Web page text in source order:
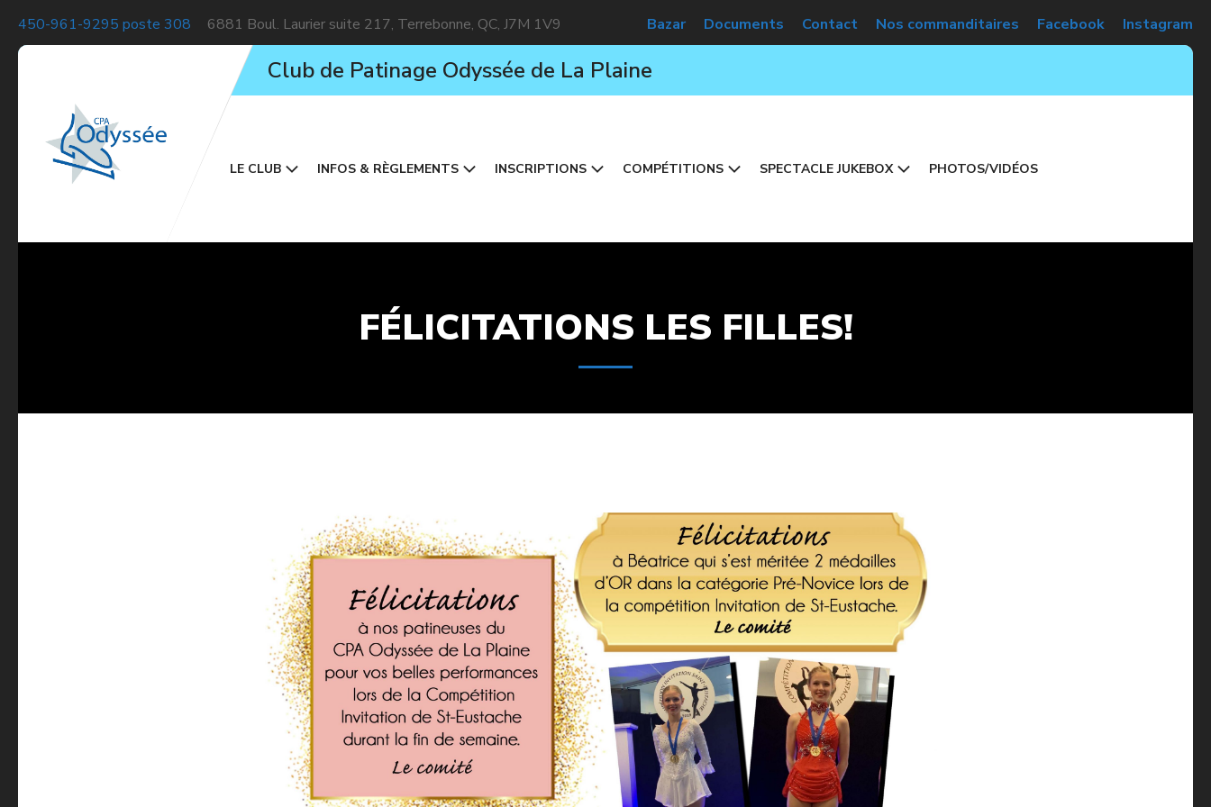
450-961-9295 poste 308 6881 Boul. Laurier suite 217, Terrebonne, QC, J7M 1V9 Bazar Documents Contact Nos commanditaires Facebook Instagram
Club de Patinage Odyssée de La Plaine
LE CLUB INFOS & RÈGLEMENTS INSCRIPTIONS COMPÉTITIONS SPECTACLE JUKEBOX PHOTOS/VIDÉOS
FÉLICITATIONS LES FILLES!